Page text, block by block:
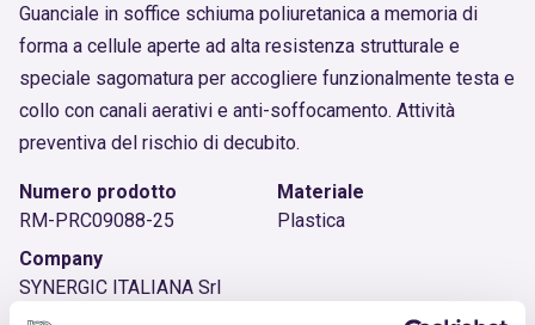
Guanciale in soffice schiuma poliuretanica a memoria di
forma a cellule aperte ad alta resistenza strutturale e
speciale sagomatura per accogliere funzionalmente testa e
collo con canali aerativi e anti-soffocamento. Attività
preventiva del rischio di decubito.
Numero prodotto
RM-PRC09088-25
Materiale
Plastica
Company
SYNERGIC ITALIANA Srl